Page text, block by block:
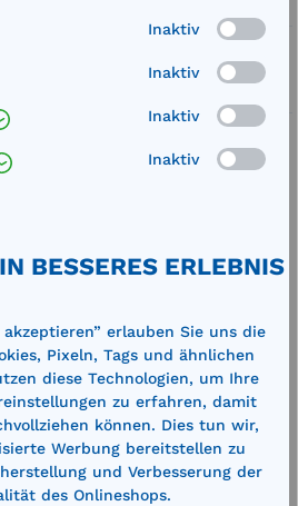
x 675 x 335 mm
2000 gelborange… Mehr
Inaktiv
Inaktiv
Inaktiv
Inaktiv
BESSERES ERLEBNIS
erlauben Sie uns die
Pixeln, Tags und ähnlichen
diese Technologien, um Ihre
zu erfahren, damit
können. Dies tun wir,
Werbung bereitstellen zu
und Verbesserung der
des Onlineshops.